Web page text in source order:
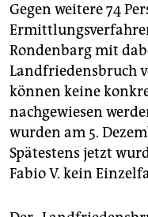
Gegen weitere 74
Rondenbarg mit
Landfriedensbruch
können keine
nachgewiesen
wurden am 5.
Spätestens jetzt
Fabio V. kein